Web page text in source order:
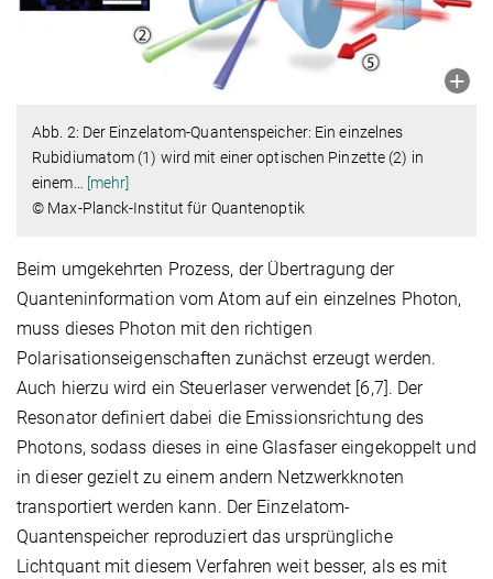
Abb. 2: Der Einzelatom-Quantenspeicher: Ein einzelnes
Rubidiumatom (1) wird mit einer optischen Pinzette (2) in
einem… [mehr]
© Max-Planck-Institut für Quantenoptik
Beim umgekehrten Prozess, der Übertragung der
Quanteninformation vom Atom auf ein einzelnes Photon,
muss dieses Photon mit den richtigen
Polarisationseigenschaften zunächst erzeugt werden.
Auch hierzu wird ein Steuerlaser verwendet [6,7]. Der
Resonator definiert dabei die Emissionsrichtung des
Photons, sodass dieses in eine Glasfaser eingekoppelt und
in dieser gezielt zu einem andern Netzwerkknoten
transportiert werden kann. Der Einzelatom-
Quantenspeicher reproduziert das ursprüngliche
Lichtquant mit diesem Verfahren weit besser, als es mit